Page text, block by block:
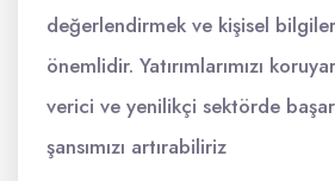
değerlendirmek ve kişisel
önemlidir. Yatırımlarımızı
verici ve yenilikçi sektörde
şansımızı artırabiliriz